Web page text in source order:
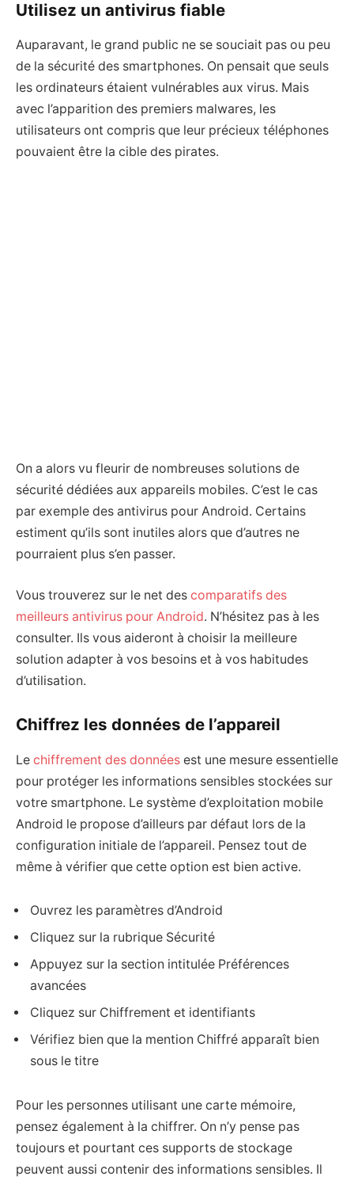
Utilisez un antivirus fiable
Auparavant, le grand public ne se souciait pas ou peu
de la sécurité des smartphones. On pensait que seuls
les ordinateurs étaient vulnérables aux virus. Mais
avec l’apparition des premiers malwares, les
utilisateurs ont compris que leur précieux téléphones
pouvaient être la cible des pirates.
On a alors vu fleurir de nombreuses solutions de
sécurité dédiées aux appareils mobiles. C’est le cas
par exemple des antivirus pour Android. Certains
estiment qu’ils sont inutiles alors que d’autres ne
pourraient plus s’en passer.
Vous trouverez sur le net des comparatifs des
meilleurs antivirus pour Android. N’hésitez pas à les
consulter. Ils vous aideront à choisir la meilleure
solution adapter à vos besoins et à vos habitudes
d’utilisation.
Chiffrez les données de l’appareil
Le chiffrement des données est une mesure essentielle
pour protéger les informations sensibles stockées sur
votre smartphone. Le système d’exploitation mobile
Android le propose d’ailleurs par défaut lors de la
configuration initiale de l’appareil. Pensez tout de
même à vérifier que cette option est bien active.
Ouvrez les paramètres d’Android
Cliquez sur la rubrique Sécurité
Appuyez sur la section intitulée Préférences
avancées
Cliquez sur Chiffrement et identifiants
Vérifiez bien que la mention Chiffré apparaît bien
sous le titre
Pour les personnes utilisant une carte mémoire,
pensez également à la chiffrer. On n’y pense pas
toujours et pourtant ces supports de stockage
peuvent aussi contenir des informations sensibles. Il